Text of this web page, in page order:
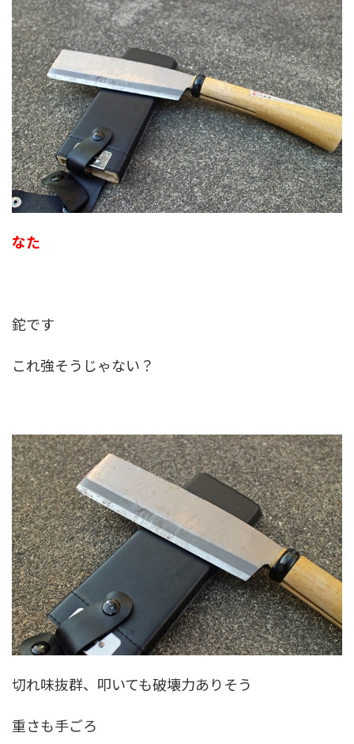
なた
鉈です
これ強そうじゃない？
切れ味抜群、叩いても破壊力ありそう
重さも手ごろ